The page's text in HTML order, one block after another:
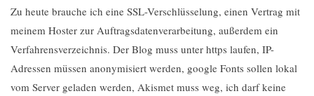
Zu heute brauche ich eine SSL-Verschlüsselung, einen Vertrag mit
meinem Hoster zur Auftragsdatenverarbeitung, außerdem ein
Verfahrensverzeichnis. Der Blog muss unter https laufen, IP-
Adressen müssen anonymisiert werden, google Fonts sollen lokal
vom Server geladen werden, Akismet muss weg, ich darf keine